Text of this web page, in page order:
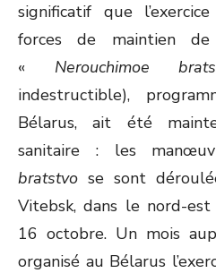
significatif que
forces de maintien
« Nerouchimoe
indestructible),
Bélarus, ait été
sanitaire : les
bratstvose sont
Vitebsk, dans le nord-
16 octobre. Un mois
organisé au Bélarus